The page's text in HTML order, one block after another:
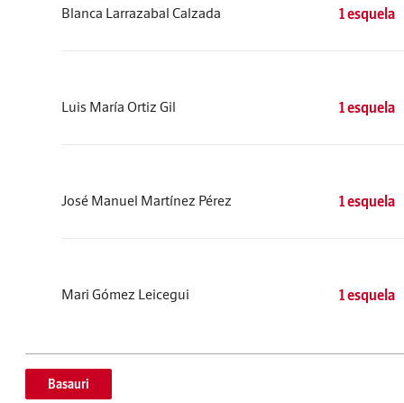
Blanca Larrazabal Calzada 1 esquela
Luis María Ortiz Gil 1 esquela
José Manuel Martínez Pérez 1 esquela
Mari Gómez Leicegui 1 esquela
Basauri